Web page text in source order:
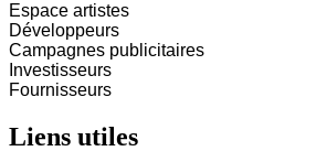
Espace artistes
Développeurs
Campagnes publicitaires
Investisseurs
Fournisseurs
Liens utiles